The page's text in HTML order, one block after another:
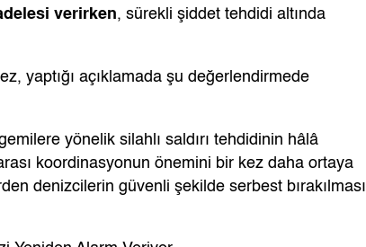
verirken, sürekli şiddet tehdidi altında
yaptığı açıklamada şu değerlendirmede
yönelik silahlı saldırı tehdidinin hâlâ
koordinasyonun önemini bir kez daha ortaya
denizcilerin güvenli şekilde serbest bırakılması